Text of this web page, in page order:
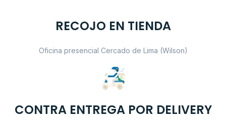
RECOJO EN TIENDA
Oficina presencial Cercado de Lima (Wilson)
CONTRA ENTREGA POR DELIVERY